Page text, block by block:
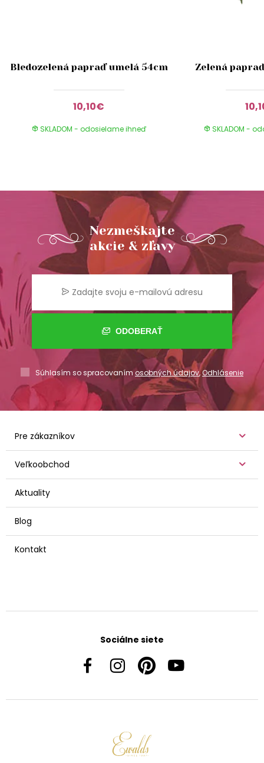
Bledozelená papraď umelá 54cm
10,10€
SKLADOM - odosielame ihneď
Zelená
SKLADOM -
Nezmeškajte
akcie & zľavy
ODOBERAŤ
Súhlasím so spracovaním osobných údajov,Odhlásenie
Pre zákazníkov
Veľkoobchod
Aktuality
Blog
Kontakt
Sociálne siete